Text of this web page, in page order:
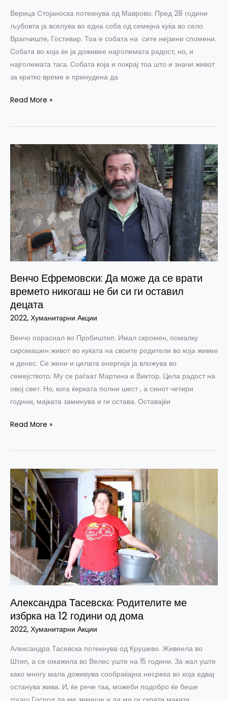
Верица Стојаноска потекнува од Маврово. Пред 28 години
љубовта ја вселува во една соба од семејна куќа во село
Врапчиште, Гостивар. Тоа е собата на сите нејзини спомени.
Собата во која ќе ја доживее најголемата радост, но, и
најголемата тага. Собата која и покрај тоа што и значи живот
за кратко време е принудена да
Read More »
Венчо Ефремовски: Да може да се врати
времето никогаш не би си ги оставил
децата
2022, Хуманитарни Акции
Венчо пораснал во Пробиштип. Имал скромен, помалку
сиромашен живот во куќата на своите родители во која живее
и денес. Се жени и целата енергија ја вложува во
семејството. Му се раѓаат Мартина и Виктор. Цела радост на
овој свет. Но, кога ќерката полни шест , а синот четири
години, мајката заминува и ги остава. Оставајќи
Венчо
Ефремовски:
Да
може
да
се
врати
времето
никогаш
не
би
си
ги
оставил
Read More »
Александра Тасевска: Родителите ме
избрка на 12 години од дома
2022, Хуманитарни Акции
Александра Тасевска потекнува од Крушево. Живеела во
Штип, а се омажила во Велес уште на 15 години. За жал уште
како многу мала доживува сообраќајна несреќа во која едвај
останува жива. И, ќе рече таа, можеби подобро ќе беше
Александра
Тасевска:
Родителите
ме
избрка
на
12
години
од